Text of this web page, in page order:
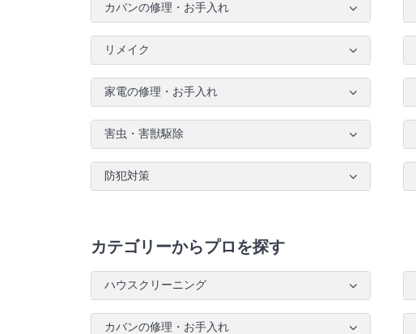
カバンの修理・お手入れ
リメイク
家電の修理・お手入れ
害虫・害獣駆除
防犯対策
カテゴリーからプロを探す
ハウスクリーニング
カバンの修理・お手入れ